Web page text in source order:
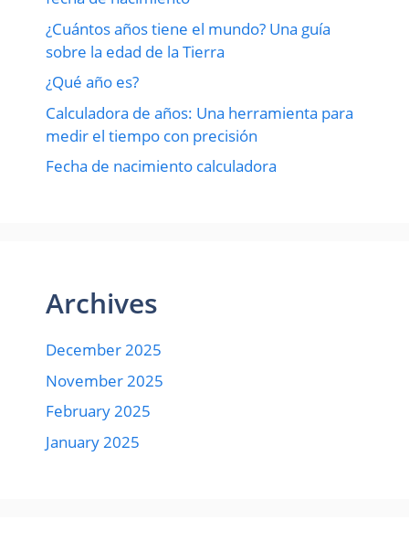
¿Cuántos años tiene el mundo? Una guía
sobre la edad de la Tierra
¿Qué año es?
Calculadora de años: Una herramienta para
medir el tiempo con precisión
Fecha de nacimiento calculadora
Archives
December 2025
November 2025
February 2025
January 2025